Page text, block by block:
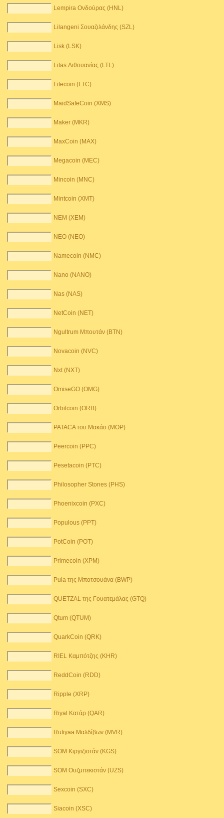
Lempira Ονδούρας (HNL)
Lilangeni Σουαζιλάνδης (SZL)
Lisk (LSK)
Litas Λιθουανίας (LTL)
Litecoin (LTC)
MaidSafeCoin (XMS)
Maker (MKR)
MaxCoin (MAX)
Megacoin (MEC)
Mincoin (MNC)
Mintcoin (XMT)
NEM (XEM)
NEO (NEO)
Namecoin (NMC)
Nano (NANO)
Nas (NAS)
NetCoin (NET)
Ngultrum Μπουτάν (BTN)
Novacoin (NVC)
Nxt (NXT)
OmiseGO (OMG)
Orbitcoin (ORB)
PATACA του Μακάο (MOP)
Peercoin (PPC)
Pesetacoin (PTC)
Philosopher Stones (PHS)
Phoenixcoin (PXC)
Populous (PPT)
PotCoin (POT)
Primecoin (XPM)
Pula της Μποτσουάνα (BWP)
QUETZAL της Γουατεμάλας (GTQ)
Qtum (QTUM)
QuarkCoin (QRK)
RIEL Καμπότζης (KHR)
ReddCoin (RDD)
Ripple (XRP)
Riyal Κατάρ (QAR)
Rufiyaa Μαλδίβων (MVR)
SOM Κιργιζιστάν (KGS)
SOM Ουζμπεκιστάν (UZS)
Sexcoin (SXC)
Siacoin (XSC)